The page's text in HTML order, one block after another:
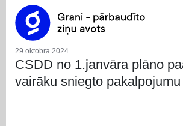
29 oktobra 2024
CSDD no 1.janvāra plāno
vairāku sniegto